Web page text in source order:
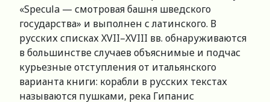
«Specula — смотровая башня шведского
государства» и выполнен с латинского. В
русских списках XVII–XVIII вв. обнаруживаются
в большинстве случаев объяснимые и подчас
курьезные отступления от итальянского
варианта книги: корабли в русских текстах
называются пушками, река Гипанис